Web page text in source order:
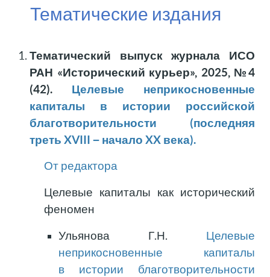
Тематические издания
Тематический выпуск журнала ИСО
РАН «Исторический курьер», 2025, №4
(42). Целевые неприкосновенные
капиталы в истории российской
благотворительности (последняя
треть XVIII − начало XX века).
От редактора
Целевые капиталы как исторический
феномен
Ульянова Г.Н. Целевые
неприкосновенные капиталы
в истории благотворительности